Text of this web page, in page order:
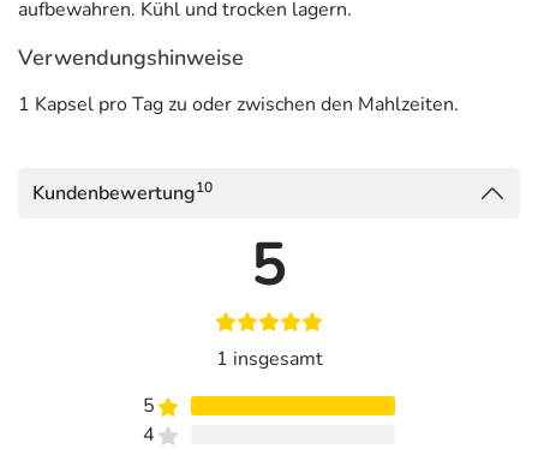
aufbewahren. Kühl und trocken lagern.
Verwendungshinweise
1 Kapsel pro Tag zu oder zwischen den Mahlzeiten.
Kundenbewertung10
5
1 insgesamt
5
4